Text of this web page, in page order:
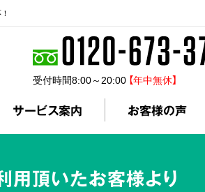
受付時間8:00～20:00 【年中無休】
サービス案内 お客様の声
用頂いたお客様より